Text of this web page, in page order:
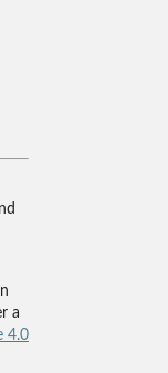
a
4.0